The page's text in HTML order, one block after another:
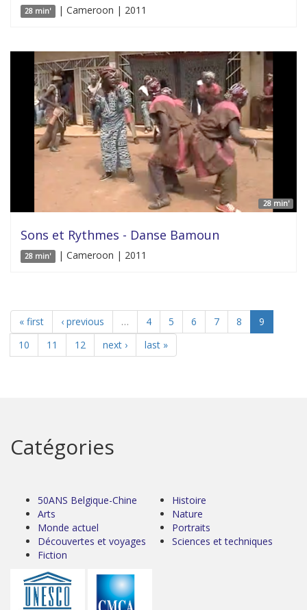
28 min' | Cameroon | 2011
28 min'
Sons et Rythmes - Danse Bamoun
28 min' | Cameroon | 2011
« first ‹ previous … 4 5 6 7 8
9
10
11 12 next › last »
Catégories
50ANS Belgique-Chine
Arts
Monde actuel
Découvertes et voyages
Fiction
Histoire
Nature
Portraits
Sciences et techniques